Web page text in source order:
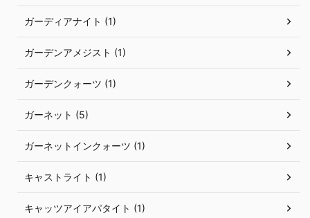
ガーディアナイト (1)
ガーデンアメジスト (1)
ガーデンクォーツ (1)
ガーネット (5)
ガーネットインクォーツ (1)
キャストライト (1)
キャッツアイアパタイト (1)